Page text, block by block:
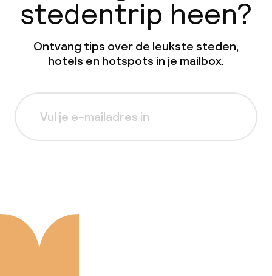
stedentrip heen?
Ontvang tips over de leukste steden,
hotels en hotspots in je mailbox.